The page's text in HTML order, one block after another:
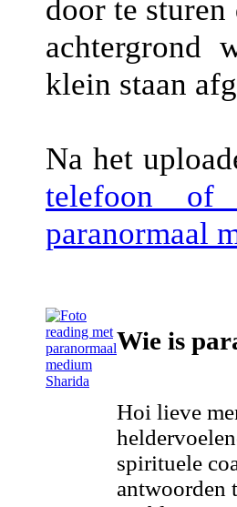
door te
achtergrond
klein staan
Na het
telefoon of
paranormaal
Wie is
Hoi lieve
spirituele
antwoorden